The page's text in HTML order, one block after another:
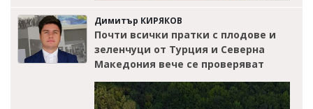
Димитър КИРЯКОВ
Почти всички пратки с плодове и
зеленчуци от Турция и Северна
Македония вече се проверяват